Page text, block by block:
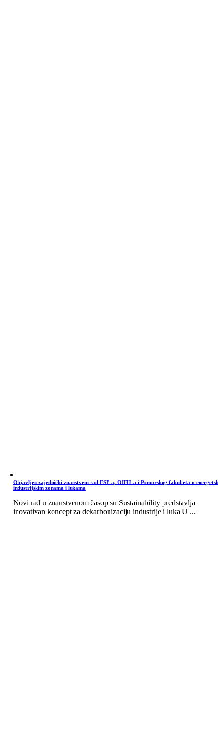
Objavljen zajednički znanstveni rad FSB-a, OIEH-a i Pomorskog fakulteta o
industrijskim zonama i lukama
Novi rad u znanstvenom časopisu Sustainability predstavlja
inovativan koncept za dekarbonizaciju industrije i luka U ...